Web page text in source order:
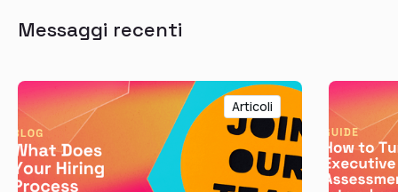
Messaggi recenti
Articoli